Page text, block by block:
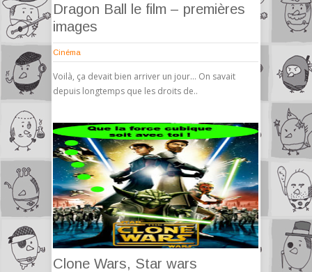
Dragon Ball le film – premières
images
Cinéma
Voilà, ça devait bien arriver un jour… On savait
depuis longtemps que les droits de..
Clone Wars, Star wars